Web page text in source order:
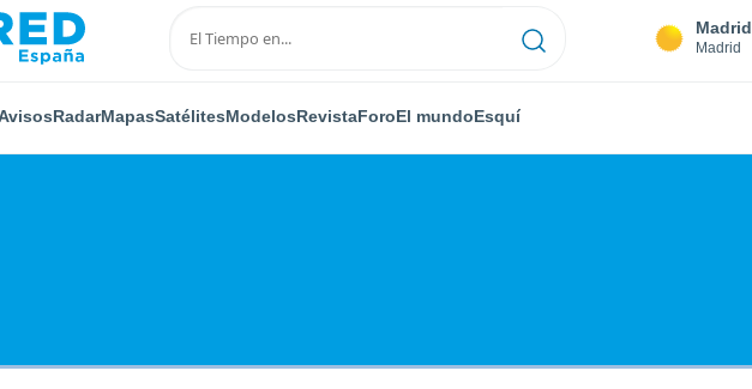
Madrid
Madrid
RadarMapasSatélitesModelosRevistaForoEl mundoEsquí